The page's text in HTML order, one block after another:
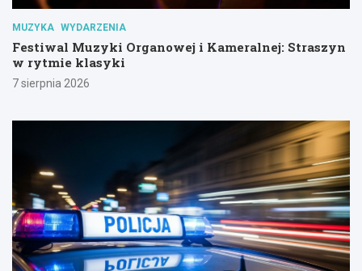
MUZYKA WYDARZENIA
Festiwal Muzyki Organowej i Kameralnej: Straszyn
w rytmie klasyki
7 sierpnia 2026